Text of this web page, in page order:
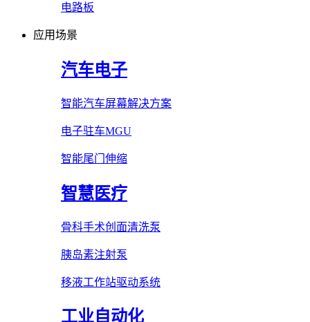
电路板
应用场景
汽车电子
智能汽车屏幕解决方案
电子驻车MGU
智能尾门伸缩
智慧医疗
骨科手术创面清洗泵
胰岛素注射泵
移液工作站驱动系统
工业自动化